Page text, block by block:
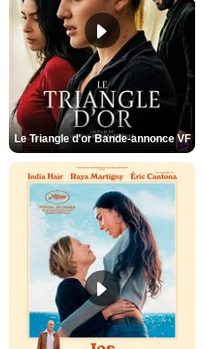
Le Triangle d'or Bande-annonce VF